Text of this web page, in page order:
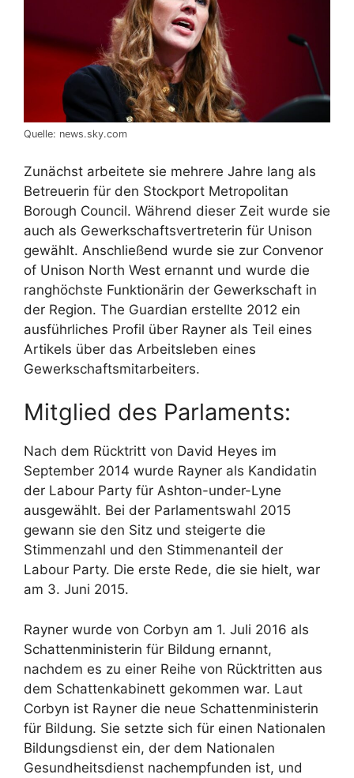
Quelle: news.sky.com
Zunächst arbeitete sie mehrere Jahre lang als
Betreuerin für den Stockport Metropolitan
Borough Council. Während dieser Zeit wurde sie
auch als Gewerkschaftsvertreterin für Unison
gewählt. Anschließend wurde sie zur Convenor
of Unison North West ernannt und wurde die
ranghöchste Funktionärin der Gewerkschaft in
der Region. The Guardian erstellte 2012 ein
ausführliches Profil über Rayner als Teil eines
Artikels über das Arbeitsleben eines
Gewerkschaftsmitarbeiters.
Mitglied des Parlaments:
Nach dem Rücktritt von David Heyes im
September 2014 wurde Rayner als Kandidatin
der Labour Party für Ashton-under-Lyne
ausgewählt. Bei der Parlamentswahl 2015
gewann sie den Sitz und steigerte die
Stimmenzahl und den Stimmenanteil der
Labour Party. Die erste Rede, die sie hielt, war
am 3. Juni 2015.
Rayner wurde von Corbyn am 1. Juli 2016 als
Schattenministerin für Bildung ernannt,
nachdem es zu einer Reihe von Rücktritten aus
dem Schattenkabinett gekommen war. Laut
Corbyn ist Rayner die neue Schattenministerin
für Bildung. Sie setzte sich für einen Nationalen
Bildungsdienst ein, der dem Nationalen
Gesundheitsdienst nachempfunden ist, und